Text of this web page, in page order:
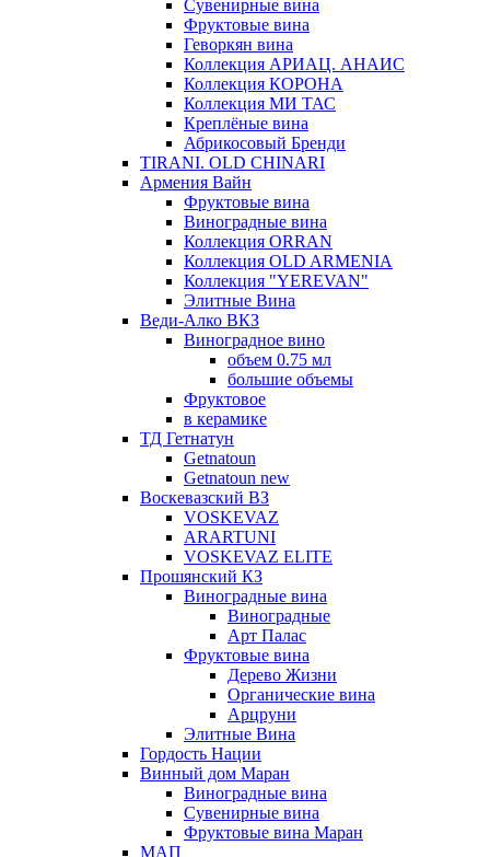
Сувенирные вина
Фруктовые вина
Геворкян вина
Коллекция АРИАЦ. АНАИС
Коллекция КОРОНА
Коллекция МИ ТАС
Креплёные вина
Абрикосовый Бренди
TIRANI. OLD CHINARI
Армения Вайн
Фруктовые вина
Виноградные вина
Коллекция ORRAN
Коллекция OLD ARMENIA
Коллекция "YEREVAN"
Элитные Вина
Веди-Алко ВКЗ
Виноградное вино
объем 0.75 мл
большие объемы
Фруктовое
в керамике
ТД Гетнатун
Getnatoun
Getnatoun new
Воскевазский ВЗ
VOSKEVAZ
ARARTUNI
VOSKEVAZ ELITE
Прошянский КЗ
Виноградные вина
Виноградные
Арт Палас
Фруктовые вина
Дерево Жизни
Органические вина
Арцруни
Элитные Вина
Гордость Нации
Винный дом Маран
Виноградные вина
Сувенирные вина
Фруктовые вина Маран
МАП